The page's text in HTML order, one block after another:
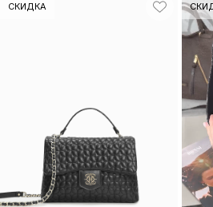
СКИДКА